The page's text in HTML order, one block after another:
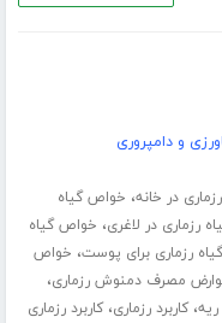
و دامپروری
در خانه، خواص گیاه
رزماری در لاغری، خواص گیاه
رزماری برای پوست، خواص
مصرف دمنوش رزماری،
،کاربرد رزماری،کاربرد رزماری